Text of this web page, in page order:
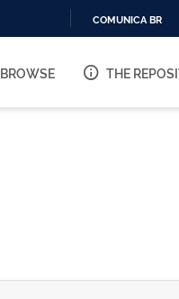
O
COMUNICA BR
BROWSE THE